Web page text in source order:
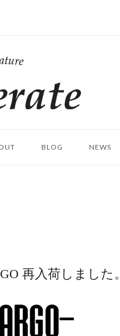
ム
BLOG NEWS
再入荷しました。